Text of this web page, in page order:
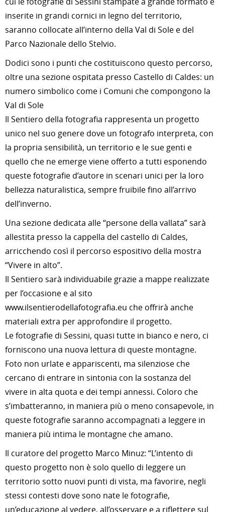
inserite in grandi cornici in legno del territorio,
saranno collocate all’interno della Val di Sole e del
Parco Nazionale dello Stelvio.
Dodici sono i punti che costituiscono questo percorso,
oltre una sezione ospitata presso Castello di Caldes: un
numero simbolico come i Comuni che compongono la
Val di Sole
Il Sentiero della fotografia rappresenta un progetto
unico nel suo genere dove un fotografo interpreta, con
la propria sensibilità, un territorio e le sue genti e
quello che ne emerge viene offerto a tutti esponendo
queste fotografie d’autore in scenari unici per la loro
bellezza naturalistica, sempre fruibile fino all’arrivo
dell’inverno.
Una sezione dedicata alle “persone della vallata” sarà
allestita presso la cappella del castello di Caldes,
arricchendo così il percorso espositivo della mostra
“Vivere in alto”.
Il Sentiero sarà individuabile grazie a mappe realizzate
per l’occasione e al sito
www.ilsentierodellafotografia.eu che offrirà anche
materiali extra per approfondire il progetto.
Le fotografie di Sessini, quasi tutte in bianco e nero, ci
forniscono una nuova lettura di queste montagne.
Foto non urlate e appariscenti, ma silenziose che
cercano di entrare in sintonia con la sostanza del
vivere in alta quota e dei tempi annessi. Coloro che
s’imbatteranno, in maniera più o meno consapevole, in
queste fotografie saranno accompagnati a leggere in
maniera più intima le montagne che amano.
Il curatore del progetto Marco Minuz: “L’intento di
questo progetto non è solo quello di leggere un
territorio sotto nuovi punti di vista, ma favorire, negli
stessi contesti dove sono nate le fotografie,
un’educazione al vedere, all’osservare e a riflettere sul